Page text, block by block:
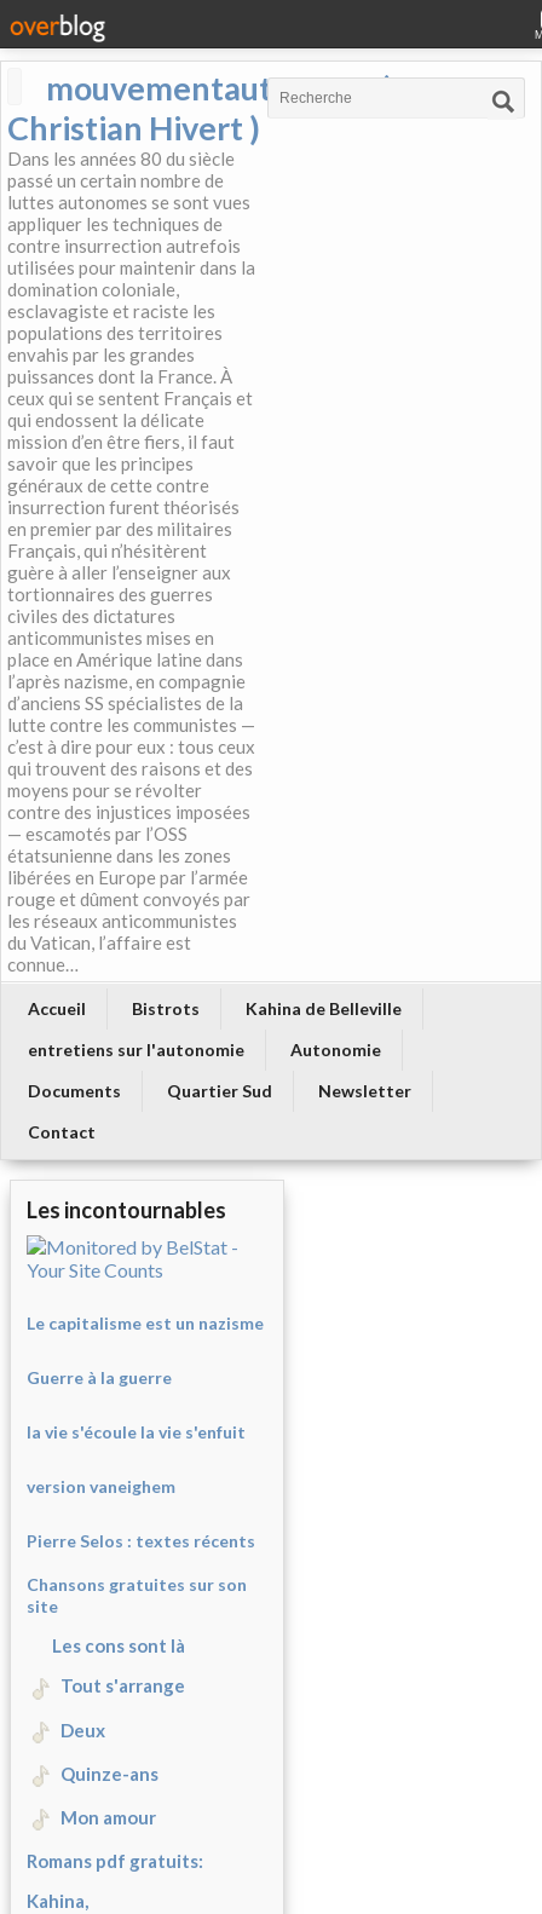
mouvementautonome (
Christian Hivert )
Dans les années 80 du siècle
passé un certain nombre de
luttes autonomes se sont vues
appliquer les techniques de
contre insurrection autrefois
utilisées pour maintenir dans la
domination coloniale,
esclavagiste et raciste les
populations des territoires
envahis par les grandes
puissances dont la France. À
ceux qui se sentent Français et
qui endossent la délicate
mission d’en être fiers, il faut
savoir que les principes
généraux de cette contre
insurrection furent théorisés
en premier par des militaires
Français, qui n’hésitèrent
guère à aller l’enseigner aux
tortionnaires des guerres
civiles des dictatures
anticommunistes mises en
place en Amérique latine dans
l’après nazisme, en compagnie
d’anciens SS spécialistes de la
lutte contre les communistes —
c’est à dire pour eux : tous ceux
qui trouvent des raisons et des
moyens pour se révolter
contre des injustices imposées
— escamotés par l’OSS
étatsunienne dans les zones
libérées en Europe par l’armée
rouge et dûment convoyés par
les réseaux anticommunistes
du Vatican, l’affaire est
connue…
Accueil Bistrots
Kahina de Belleville
entretiens sur l'autonomie
Autonomie
Documents
Quartier Sud
Newsletter
Contact
Les incontournables
Le capitalisme est un nazisme
Guerre à la guerre
la vie s'écoule la vie s'enfuit
version vaneighem
Pierre Selos : textes récents
Chansons gratuites sur son
site
Les cons sont là
Tout s'arrange
Deux
Quinze-ans
Mon amour
Romans pdf gratuits:
Kahina,